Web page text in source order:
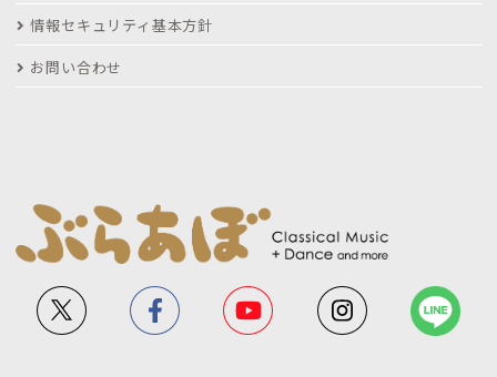
情報セキュリティ基本方針
お問い合わせ